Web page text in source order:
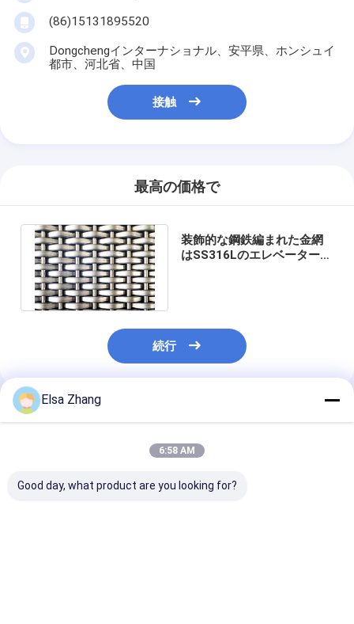
(86)15131895520
Dongchengインターナショナル、安平県、ホンシュイ
都市、河北省、中国
接触
最高の価格で
装飾的な鋼鉄編まれた金網
はSS316Lのエレベーターの
続行
推薦されたプロダクト
Elsa Zhang
6:58 AM
Good day, what product are you looking for?